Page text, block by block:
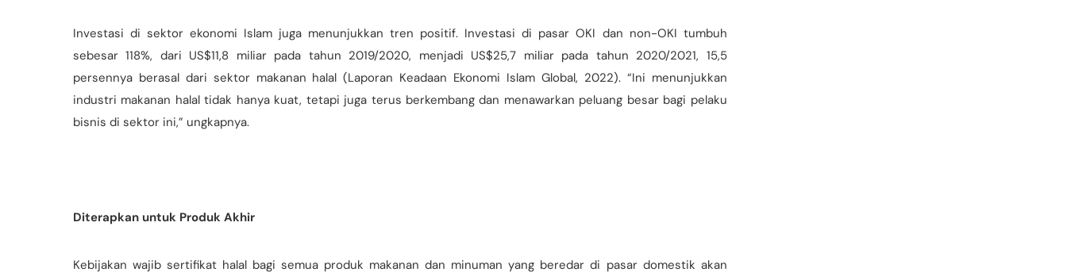
Investasi di sektor ekonomi Islam juga menunjukkan tren positif. Investasi di pasar OKI dan non-OKI tumbuh
sebesar 118%, dari US$11,8 miliar pada tahun 2019/2020, menjadi US$25,7 miliar pada tahun 2020/2021, 15,5
persennya berasal dari sektor makanan halal (Laporan Keadaan Ekonomi Islam Global, 2022). “Ini menunjukkan
industri makanan halal tidak hanya kuat, tetapi juga terus berkembang dan menawarkan peluang besar bagi pelaku
bisnis di sektor ini,” ungkapnya.
Diterapkan untuk Produk Akhir
Kebijakan wajib sertifikat halal bagi semua produk makanan dan minuman yang beredar di pasar domestik akan